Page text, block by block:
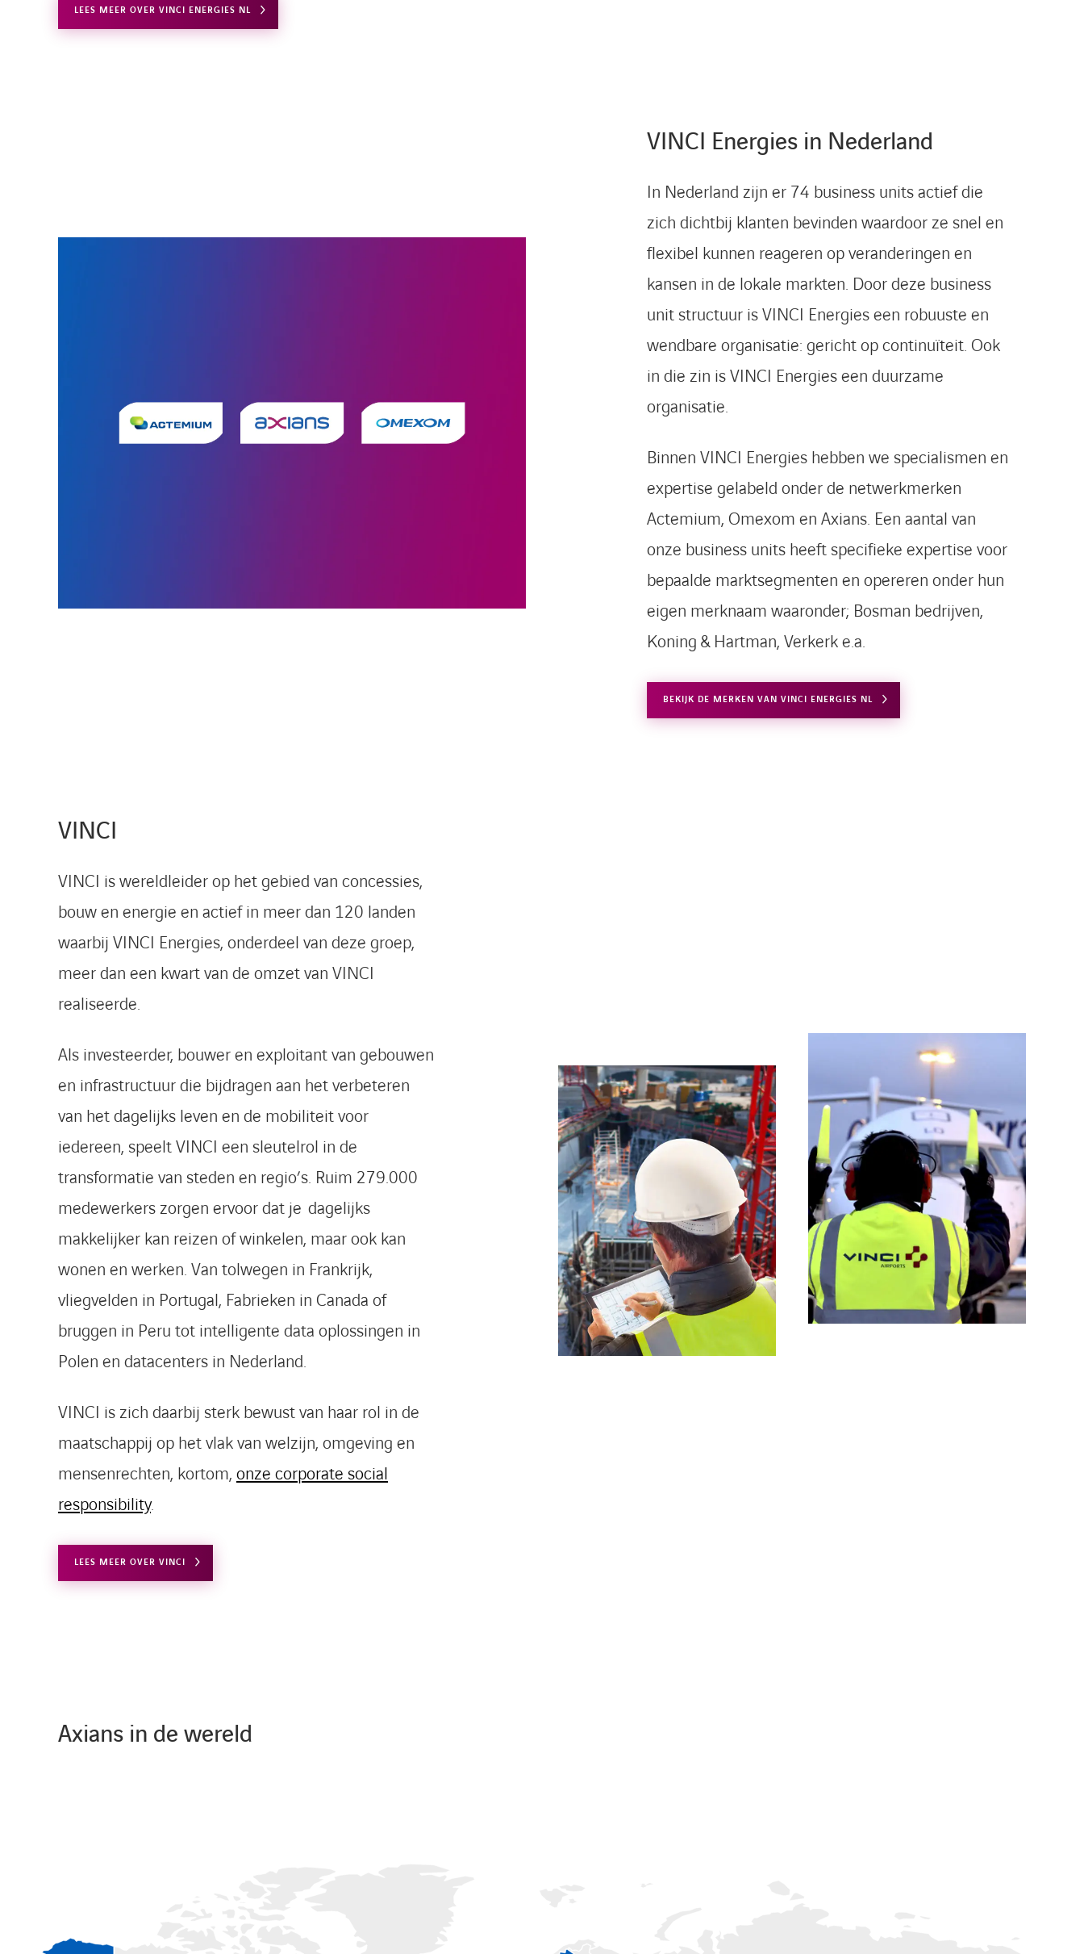
LEES MEER OVER VINCI ENERGIES NL
VINCI Energies in Nederland
In Nederland zijn er 74 business units actief die
zich dichtbij klanten bevinden waardoor ze snel en
flexibel kunnen reageren op veranderingen en
kansen in de lokale markten. Door deze business
unit structuur is VINCI Energies een robuuste en
wendbare organisatie: gericht op continuïteit. Ook
in die zin is VINCI Energies een duurzame
organisatie.
Binnen VINCI Energies hebben we specialismen en
expertise gelabeld onder de netwerkmerken
Actemium, Omexom en Axians. Een aantal van
onze business units heeft specifieke expertise voor
bepaalde marktsegmenten en opereren onder hun
eigen merknaam waaronder; Bosman bedrijven,
Koning & Hartman, Verkerk e.a.
BEKIJK DE MERKEN VAN VINCI ENERGIES NL
VINCI
VINCI is wereldleider op het gebied van concessies,
bouw en energie en actief in meer dan 120 landen
waarbij VINCI Energies, onderdeel van deze groep,
meer dan een kwart van de omzet van VINCI
realiseerde.
Als investeerder, bouwer en exploitant van gebouwen
en infrastructuur die bijdragen aan het verbeteren
van het dagelijks leven en de mobiliteit voor
iedereen, speelt VINCI een sleutelrol in de
transformatie van steden en regio’s. Ruim 279.000
medewerkers zorgen ervoor dat je dagelijks
makkelijker kan reizen of winkelen, maar ook kan
wonen en werken. Van tolwegen in Frankrijk,
vliegvelden in Portugal, Fabrieken in Canada of
bruggen in Peru tot intelligente data oplossingen in
Polen en datacenters in Nederland.
VINCI is zich daarbij sterk bewust van haar rol in de
maatschappij op het vlak van welzijn, omgeving en
mensenrechten, kortom, onze corporate social
responsibility.
LEES MEER OVER VINCI
Axians in de wereld